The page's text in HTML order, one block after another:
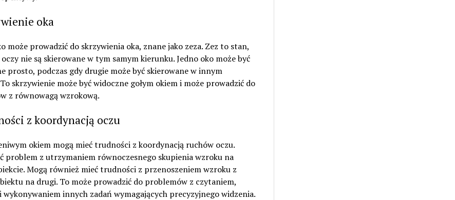
oka
może prowadzić do skrzywienia oka, znane jako zeza. Zez to stan,
nie są skierowane w tym samym kierunku. Jedno oko może być
prosto, podczas gdy drugie może być skierowane w innym
skrzywienie może być widoczne gołym okiem i może prowadzić do
z równowagą wzrokową.
z koordynacją oczu
okiem mogą mieć trudności z koordynacją ruchów oczu.
problem z utrzymaniem równoczesnego skupienia wzroku na
Mogą również mieć trudności z przenoszeniem wzroku z
na drugi. To może prowadzić do problemów z czytaniem,
wykonywaniem innych zadań wymagających precyzyjnego widzenia.